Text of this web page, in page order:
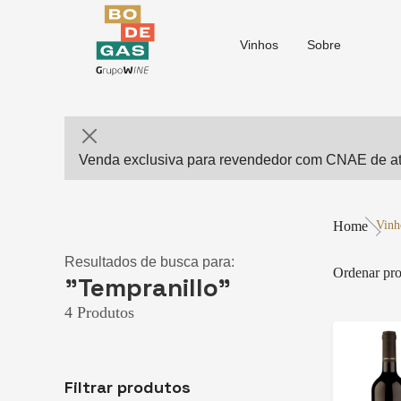
Vinhos Sobre
Venda exclusiva para revendedor com CNAE de
Home
Resultados de busca para:
"Tempranillo"
4 Produtos
Filtrar produtos
Ordenar